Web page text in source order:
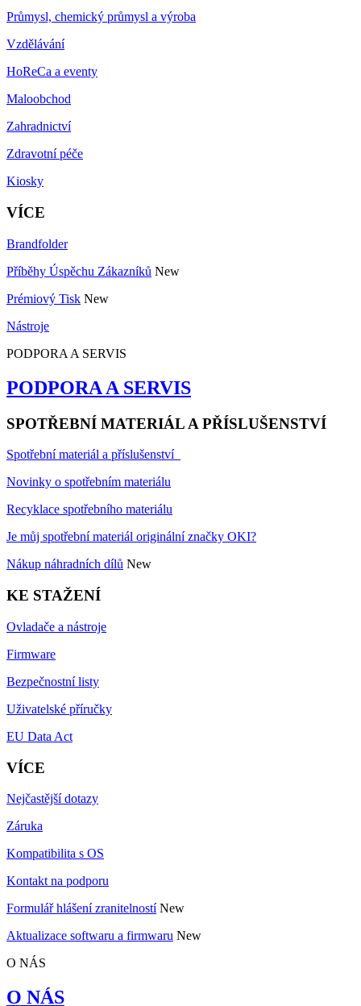
Průmysl, chemický průmysl a výroba
Vzdělávání
HoReCa a eventy
Maloobchod
Zahradnictví
Zdravotní péče
Kiosky
VÍCE
Brandfolder
Příběhy Úspěchu Zákazníků New
Prémiový Tisk New
Nástroje
PODPORA A SERVIS
PODPORA A SERVIS
SPOTŘEBNÍ MATERIÁL A PŘÍSLUŠENSTVÍ
Spotřební materiál a příslušenství
Novinky o spotřebním materiálu
Recyklace spotřebního materiálu
Je můj spotřební materiál originální značky OKI?
Nákup náhradních dílů New
KE STAŽENÍ
Ovladače a nástroje
Firmware
Bezpečnostní listy
Uživatelské příručky
EU Data Act
VÍCE
Nejčastější dotazy
Záruka
Kompatibilita s OS
Kontakt na podporu
Formulář hlášení zranitelností New
Aktualizace softwaru a firmwaru New
O NÁS
O NÁS